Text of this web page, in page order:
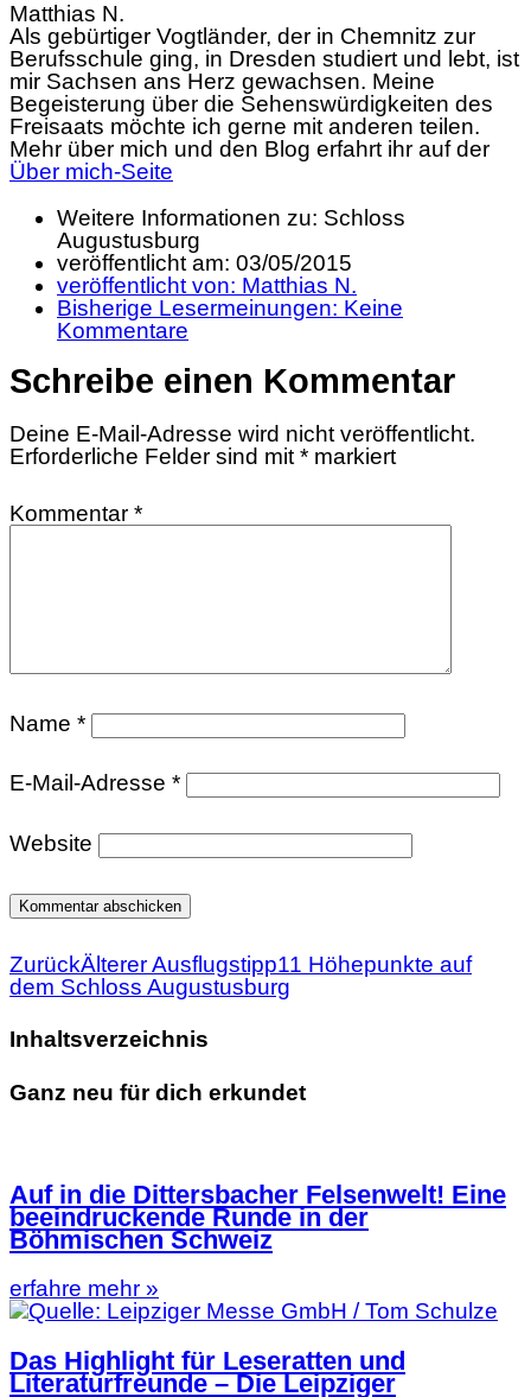
Matthias N.
Als gebürtiger Vogtländer, der in Chemnitz zur
Berufsschule ging, in Dresden studiert und lebt, ist
mir Sachsen ans Herz gewachsen. Meine
Begeisterung über die Sehenswürdigkeiten des
Freisaats möchte ich gerne mit anderen teilen.
Mehr über mich und den Blog erfahrt ihr auf der
Über mich-Seite
Weitere Informationen zu: Schloss
Augustusburg
veröffentlicht am: 03/05/2015
veröffentlicht von: Matthias N.
Bisherige Lesermeinungen: Keine
Kommentare
Schreibe einen Kommentar
Deine E-Mail-Adresse wird nicht veröffentlicht.
Erforderliche Felder sind mit * markiert
Kommentar *
Name *
E-Mail-Adresse *
Website
ZurückÄlterer Ausflugstipp11 Höhepunkte auf
dem Schloss Augustusburg
Inhaltsverzeichnis
Ganz neu für dich erkundet
Auf in die Dittersbacher Felsenwelt! Eine
beeindruckende Runde in der
Böhmischen Schweiz
erfahre mehr »
Das Highlight für Leseratten und
Literaturfreunde – Die Leipziger